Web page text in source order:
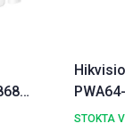
MHz
STOKTA